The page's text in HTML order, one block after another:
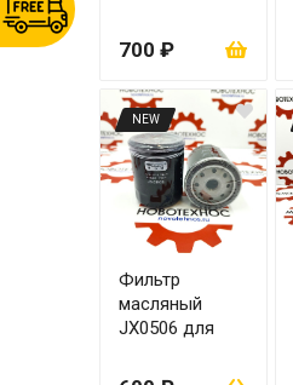
ЦО 23
700 ₽
NEW
Фильтр
масляный
JX0506 для
ZHAZG 4100